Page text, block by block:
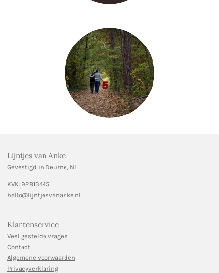
Lijntjes van Anke
Gevestigd in Deurne, NL
KVK: 92813445
hallo@lijntjesvananke.nl
Klantenservice
Veel gestelde vragen
Contact
Algemene voorwaarden
Privacyverklaring